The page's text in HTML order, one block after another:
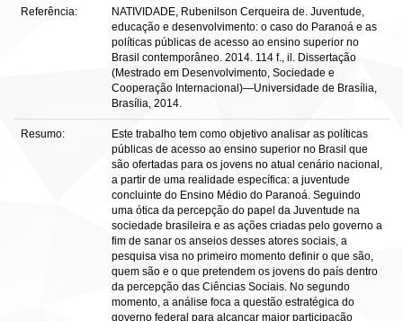
Referência:
NATIVIDADE, Rubenilson Cerqueira de. Juventude,
educação e desenvolvimento: o caso do Paranoá e as
políticas públicas de acesso ao ensino superior no
Brasil contemporâneo. 2014. 114 f., il. Dissertação
(Mestrado em Desenvolvimento, Sociedade e
Cooperação Internacional)—Universidade de Brasília,
Brasília, 2014.
Resumo:
Este trabalho tem como objetivo analisar as políticas
públicas de acesso ao ensino superior no Brasil que
são ofertadas para os jovens no atual cenário nacional,
a partir de uma realidade específica: a juventude
concluinte do Ensino Médio do Paranoá. Seguindo
uma ótica da percepção do papel da Juventude na
sociedade brasileira e as ações criadas pelo governo a
fim de sanar os anseios desses atores sociais, a
pesquisa visa no primeiro momento definir o que são,
quem são e o que pretendem os jovens do país dentro
da percepção das Ciências Sociais. No segundo
momento, a análise foca a questão estratégica do
governo federal para alcançar maior participação